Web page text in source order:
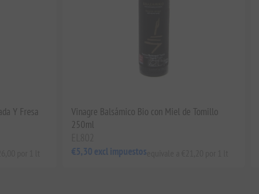
Y Fresa
Vinagre Balsámico Bio con Miel de Tomillo
250ml
€5,30 excl impuestos